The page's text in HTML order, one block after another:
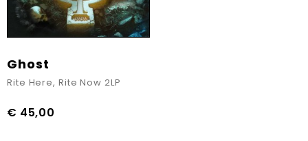
Ghost
Rite Here, Rite Now 2LP
Prijs
€ 45,00